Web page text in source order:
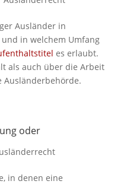
Ausländer in
in welchem Umfang
es erlaubt.
als auch über die Arbeit
Ausländerbehörde.
oder
in denen eine